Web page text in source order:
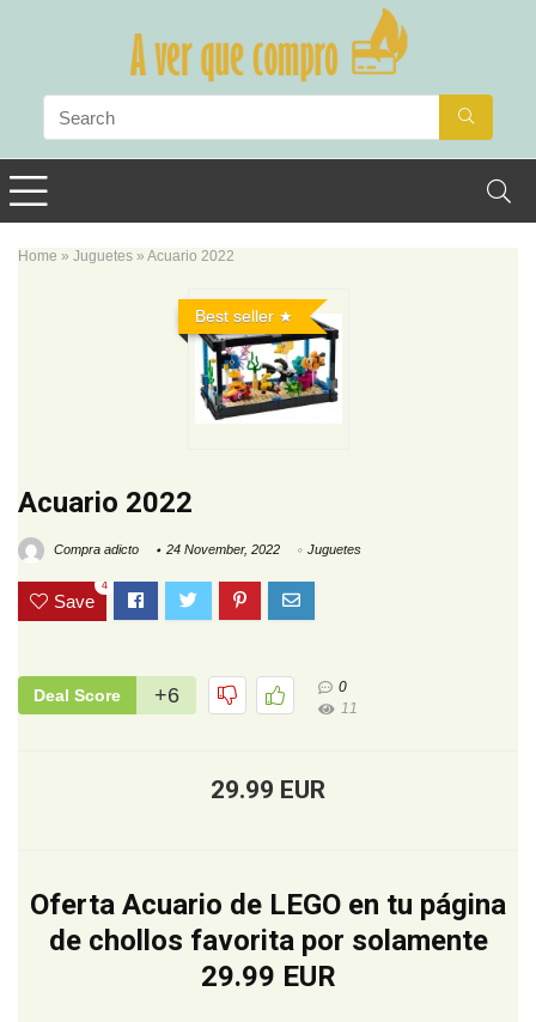
Home » Juguetes » Acuario 2022
Best seller
Acuario 2022
Compra adicto 24 November, 2022 Juguetes
Save
4
Deal Score +6
0
11
29.99 EUR
Oferta Acuario de LEGO en tu página
de chollos favorita por solamente
29.99 EUR